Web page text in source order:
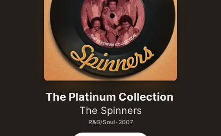
The Platinum Collection
The Spinners
R&B/Soul · 2007